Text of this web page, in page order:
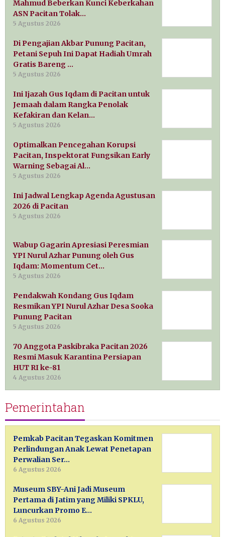
Mahmud Beberkan Kunci Keberkahan
ASN Pacitan Tolak…
5 Agustus 2026
Di Pengajian Akbar Punung Pacitan,
Petani Sepuh Ini Dapat Hadiah Umrah
Gratis Bareng …
5 Agustus 2026
Ini Ijazah Gus Iqdam di Pacitan untuk
Jemaah dalam Rangka Penolak
Kefakiran dan Kelan…
5 Agustus 2026
Optimalkan Pencegahan Korupsi
Pacitan, Inspektorat Fungsikan Early
Warning Sebagai Al…
5 Agustus 2026
Ini Jadwal Lengkap Agenda Agustusan
2026 di Pacitan
5 Agustus 2026
Wabup Gagarin Apresiasi Peresmian
YPI Nurul Azhar Punung oleh Gus
Iqdam: Momentum Cet…
5 Agustus 2026
Pendakwah Kondang Gus Iqdam
Resmikan YPI Nurul Azhar Desa Sooka
Punung Pacitan
5 Agustus 2026
70 Anggota Paskibraka Pacitan 2026
Resmi Masuk Karantina Persiapan
HUT RI ke-81
4 Agustus 2026
Pemerintahan
Pemkab Pacitan Tegaskan Komitmen
Perlindungan Anak Lewat Penetapan
Perwalian Ser…
6 Agustus 2026
Museum SBY-Ani Jadi Museum
Pertama di Jatim yang Miliki SPKLU,
Luncurkan Promo E…
6 Agustus 2026